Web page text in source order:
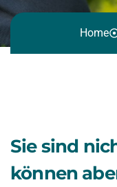
Home
Sie sind
können